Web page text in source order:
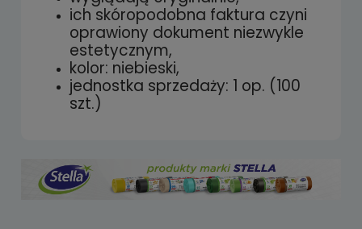
ich skóropodobna faktura czyni
oprawiony dokument niezwykle
estetycznym,
kolor: niebieski,
jednostka sprzedaży: 1 op. (100
szt.)